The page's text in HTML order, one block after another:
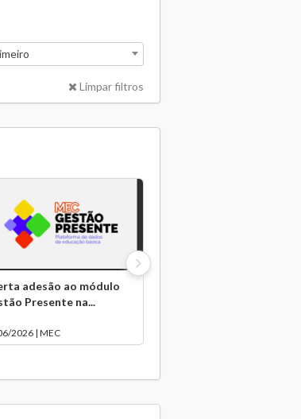
Limpar filtros
adesão ao módulo
Presente na...
2026 | MEC